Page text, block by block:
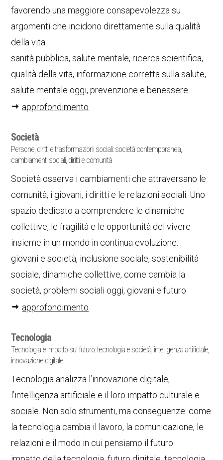
favorendo una maggiore consapevolezza su
argomenti che incidono direttamente sulla qualità
della vita.
sanità pubblica, salute mentale, ricerca scientifica,
qualità della vita, informazione corretta sulla salute,
salute mentale oggi, prevenzione e benessere
approfondimento
Società
Persone, diritti e trasformazioni sociali: società contemporanea,
cambiamenti sociali, diritti e comunità
Società osserva i cambiamenti che attraversano le
comunità, i giovani, i diritti e le relazioni sociali. Uno
spazio dedicato a comprendere le dinamiche
collettive, le fragilità e le opportunità del vivere
insieme in un mondo in continua evoluzione.
giovani e società, inclusione sociale, sostenibilità
sociale, dinamiche collettive, come cambia la
società, problemi sociali oggi, giovani e futuro
approfondimento
Tecnologia
Tecnologia e impatto sul futuro: tecnologia e società, intelligenza artificiale,
innovazione digitale
Tecnologia analizza l’innovazione digitale,
l’intelligenza artificiale e il loro impatto culturale e
sociale. Non solo strumenti, ma conseguenze: come
la tecnologia cambia il lavoro, la comunicazione, le
relazioni e il modo in cui pensiamo il futuro.